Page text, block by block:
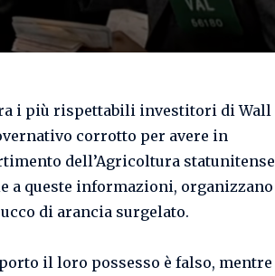
i più rispettabili investitori di Wall
corrotto per avere in
dell’Agricoltura statunitense
a queste informazioni, organizzano
di arancia surgelato.
il loro possesso è falso, mentre